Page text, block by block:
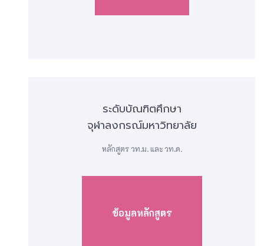
ระดับบัณฑิตศึกษา
จุฬาลงกรณ์มหาวิทยาลัย
หลักสูตร วท.ม. และ วท.ด.
ข้อมูลหลักสูตร